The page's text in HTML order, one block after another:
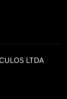
LTDA